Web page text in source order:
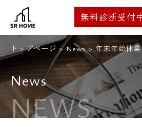
無料診断受付
トップページ News 年末年始休
News
NEWS